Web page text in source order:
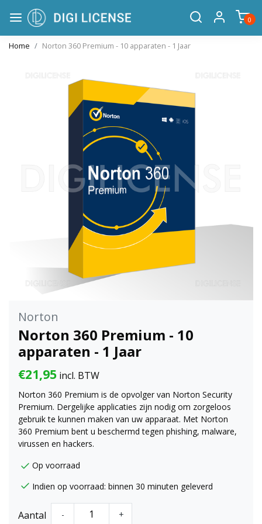
0
Home Norton 360 Premium - 10 apparaten - 1 Jaar
Norton
Norton 360 Premium - 10
apparaten - 1 Jaar
€21,95 incl. BTW
Norton 360 Premium is de opvolger van Norton Security
Premium. Dergelijke applicaties zijn nodig om zorgeloos
gebruik te kunnen maken van uw apparaat. Met Norton
360 Premium bent u beschermd tegen phishing, malware,
virussen en hackers.
Op voorraad
Indien op voorraad: binnen 30 minuten geleverd
Aantal - +